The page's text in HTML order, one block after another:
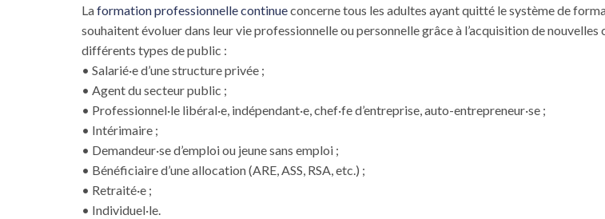
Laformation professionnelle continueconcerne tous les adultes ayant quitté le système de
souhaitent évoluer dans leur vie professionnelle ou personnelle grâce à l’acquisition de nouvelles
différents types de public :
• Salarié·e d’une structure privée ;
• Agent du secteur public ;
• Professionnel·le libéral·e, indépendant·e, chef·fe d’entreprise, auto-entrepreneur·se ;
• Intérimaire ;
• Demandeur·se d’emploi ou jeune sans emploi ;
• Bénéficiaire d’une allocation (ARE, ASS, RSA, etc.) ;
• Retraité·e ;
• Individuel·le.